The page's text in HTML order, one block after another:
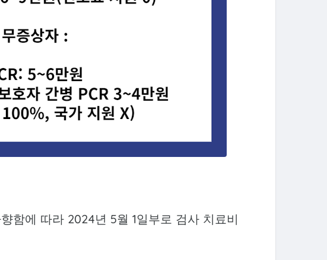
함에 따라 2024년 5월 1일부로 검사 치료비